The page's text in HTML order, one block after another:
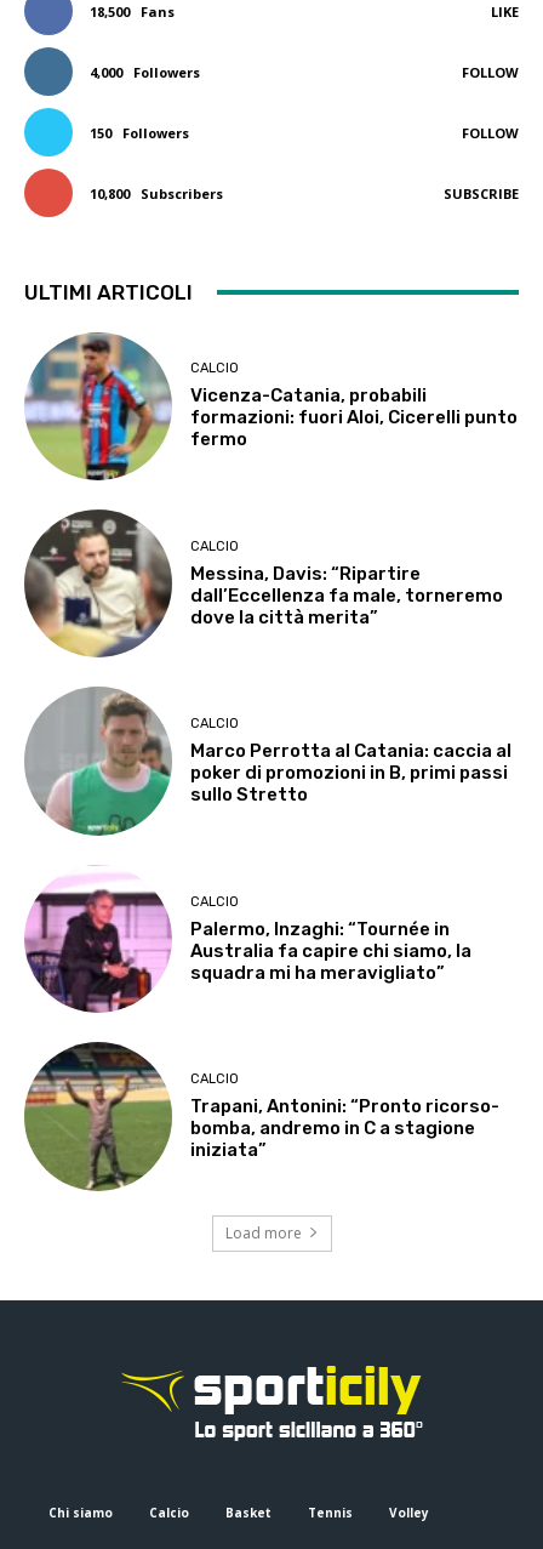
18,500 Fans LIKE
4,000 Followers FOLLOW
150 Followers FOLLOW
10,800 Subscribers SUBSCRIBE
ULTIMI ARTICOLI
CALCIO
Vicenza-Catania, probabili
formazioni: fuori Aloi, Cicerelli punto
fermo
CALCIO
Messina, Davis: “Ripartire
dall’Eccellenza fa male, torneremo
dove la città merita”
CALCIO
Marco Perrotta al Catania: caccia al
poker di promozioni in B, primi passi
sullo Stretto
CALCIO
Palermo, Inzaghi: “Tournée in
Australia fa capire chi siamo, la
squadra mi ha meravigliato”
CALCIO
Trapani, Antonini: “Pronto ricorso-
bomba, andremo in C a stagione
iniziata”
Load more
Chi siamo Calcio Basket Tennis Volley